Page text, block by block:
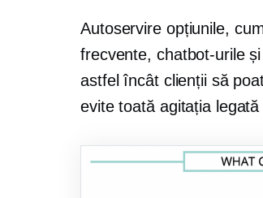
Autoservireopțiunile,
frecvente, chatbot-urile
astfel încât clienții să
evite toată agitația